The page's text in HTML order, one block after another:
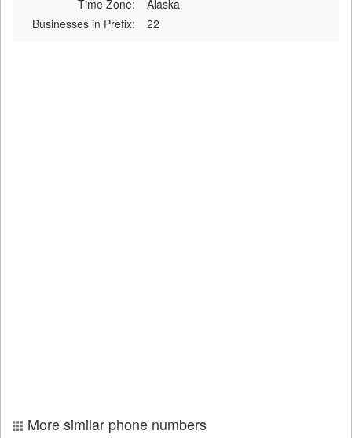
Time Zone:
Alaska
Businesses in Prefix:
22
More similar phone numbers